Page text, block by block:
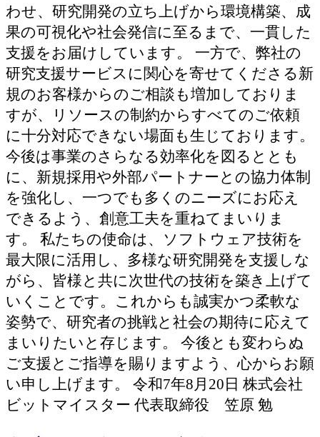
わせ、研究開発の立ち上げから環境構築、成
果の可視化や社会発信に至るまで、一貫した
支援をお届けしています。 一方で、弊社の
研究支援サービスに関心を寄せてくださる新
規のお客様からのご相談も増加しておりま
すが、リソースの制約からすべてのご依頼
に十分対応できない場面も生じております。
今後は事業のさらなる効率化を図るととも
に、新規採用や外部パートナーとの協力体制
を強化し、一つでも多くのニーズにお応え
できるよう、創意工夫を重ねてまいりま
す。 私たちの使命は、ソフトウェア技術を
最大限に活用し、多様な研究開発を支援しな
がら、皆様と共に次世代の技術を築き上げて
いくことです。これからも誠実かつ柔軟な
姿勢で、研究者の挑戦と社会の期待に応えて
まいりたいと存じます。 今後とも変わらぬ
ご支援とご指導を賜りますよう、心からお願
い申し上げます。 令和7年8月20日 株式会社
ビットマイスター 代表取締役 笠原 勉